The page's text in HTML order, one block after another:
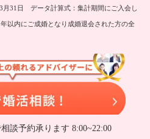
月31日 データ計算式：集計期間にご入会し
以内にご成婚となり成婚退会された方の全
談予約承ります 8:00~22:00